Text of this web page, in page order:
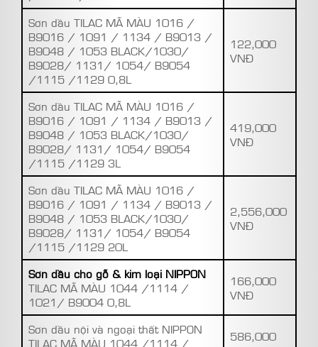
Sơn dầu TILAC MÃ MÀU 1016 /
B9016 / 1091 / 1134 / B9013 /
B9048 / 1053 BLACK/1030/
B9028/ 1131/ 1054/ B9054
/1115 /1129 0,8L
122,000
VNĐ
Sơn dầu TILAC MÃ MÀU 1016 /
B9016 / 1091 / 1134 / B9013 /
B9048 / 1053 BLACK/1030/
B9028/ 1131/ 1054/ B9054
/1115 /1129 3L
419,000
VNĐ
Sơn dầu TILAC MÃ MÀU 1016 /
B9016 / 1091 / 1134 / B9013 /
B9048 / 1053 BLACK/1030/
B9028/ 1131/ 1054/ B9054
/1115 /1129 20L
2,556,000
VNĐ
Sơn dầu cho gỗ & kim loại NIPPON
TILAC MÃ MÀU 1044 /1114 /
1021/ B9004 0,8L
166,000
VNĐ
Sơn dầu nội và ngoại thất NIPPON
TILAC MÃ MÀU 1044 /1114 /
586,000